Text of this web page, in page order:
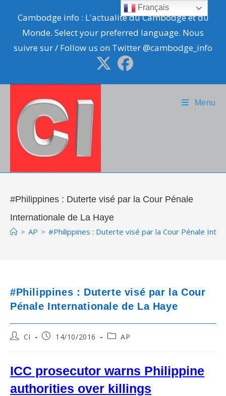
content
Cambodge info : L'actualité du Cambodge et du
Monde. Select your preferred language. Nous
suivre sur / Follow us on Twitter @cambodge_info
Menu
#Philippines : Duterte visé par la Cour Pénale
Internationale de La Haye
> AP > #Philippines : Duterte visé par la Cour Pénale
#Philippines : Duterte visé par la Cour
Pénale Internationale de La Haye
PostCI
Post14/10/2016
PostAP
ICC prosecutor warns Philippine
authorities over killings
Français